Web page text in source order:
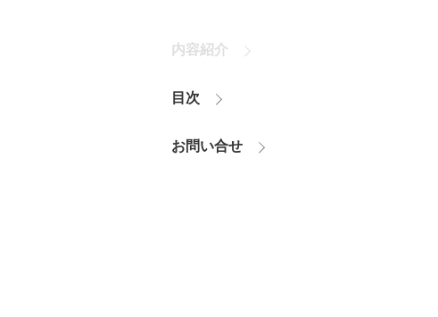
内容紹介
目次
お問い合せ